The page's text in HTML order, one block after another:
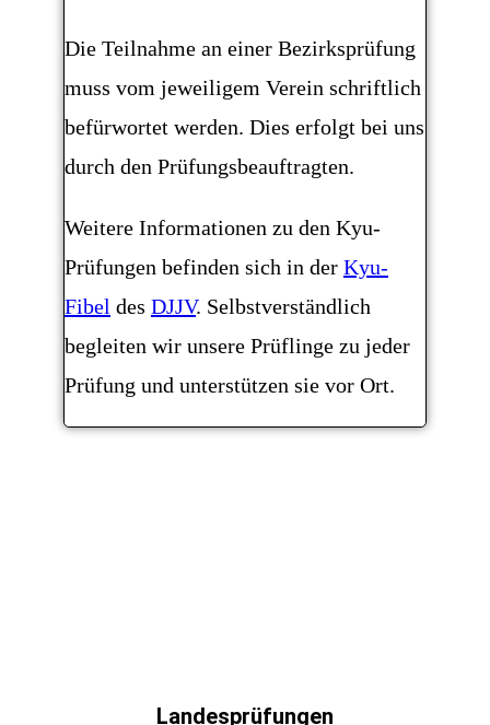
Die Teilnahme an einer Bezirksprüfung
muss vom jeweiligem Verein schriftlich
befürwortet werden. Dies erfolgt bei uns
durch den Prüfungsbeauftragten.
Weitere Informationen zu den Kyu-
Prüfungen befinden sich in der Kyu-
Fibel des DJJV. Selbstverständlich
begleiten wir unsere Prüflinge zu jeder
Prüfung und unterstützen sie vor Ort.
Landesprüfungen